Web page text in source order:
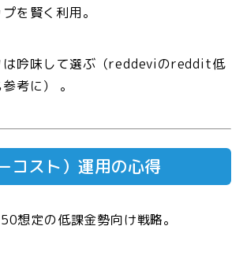
を賢く利用。
は吟味して選ぶ（reddeviのreddit低
考に） 。
コスト）運用の心得
想定の低課金勢向け戦略。